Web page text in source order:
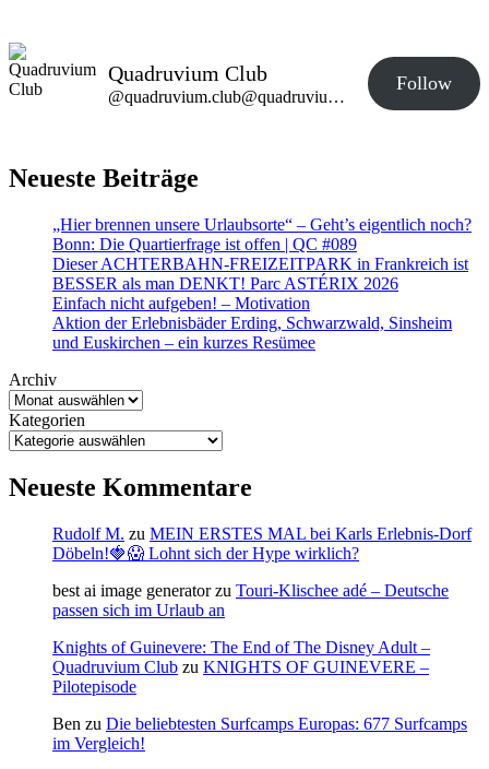
Quadruvium Club
@quadruvium.club@quadruvium.club
Follow
Neueste Beiträge
„Hier brennen unsere Urlaubsorte“ – Geht’s eigentlich noch?
Bonn: Die Quartierfrage ist offen | QC #089
Dieser ACHTERBAHN-FREIZEITPARK in Frankreich ist
BESSER als man DENKT! Parc ASTÉRIX 2026
Einfach nicht aufgeben! – Motivation
Aktion der Erlebnisbäder Erding, Schwarzwald, Sinsheim
und Euskirchen – ein kurzes Resümee
Archiv
Kategorien
Neueste Kommentare
Rudolf M. zu MEIN ERSTES MAL bei Karls Erlebnis-Dorf
Döbeln!🍓😱 Lohnt sich der Hype wirklich?
best ai image generatorzu Touri-Klischee adé – Deutsche
passen sich im Urlaub an
Knights of Guinevere: The End of The Disney Adult –
Quadruvium Club zu KNIGHTS OF GUINEVERE –
Pilotepisode
Ben zu Die beliebtesten Surfcamps Europas: 677 Surfcamps
im Vergleich!